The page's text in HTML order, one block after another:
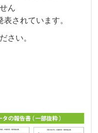
ん
されています。
さい。